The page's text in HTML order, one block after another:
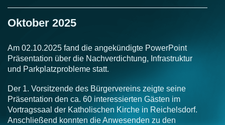
Oktober 2025
Am 02.10.2025 fand die angekündigte PowerPoint
Präsentation über die Nachverdichtung, Infrastruktur
und Parkplatzprobleme statt.
Der 1. Vorsitzende des Bürgervereins zeigte seine
Präsentation den ca. 60 interessierten Gästen im
Vortragssaal der Katholischen Kirche in Reichelsdorf.
Anschließend konnten die Anwesenden zu den